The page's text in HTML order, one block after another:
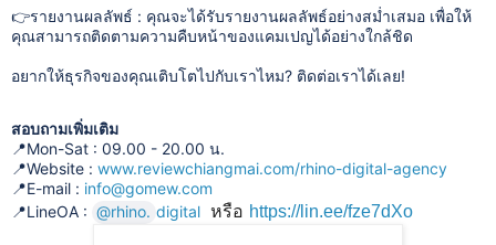
👉รายงานผลลัพธ์ : คุณจะได้รับรายงานผลลัพธ์อย่างสม่ำเสมอ เพื่อให้
คุณสามารถติดตามความคืบหน้าของแคมเปญได้อย่างใกล้ชิด
อยากให้ธุรกิจของคุณเติบโตไปกับเราไหม? ติดต่อเราได้เลย!
สอบถามเพิ่มเติม
📍Mon-Sat : 09.00 - 20.00 น.
📍Website : www.reviewchiangmai.com/rhino-digital-agency
📍E-mail : info@gomew.com
📍LineOA : @rhino. digital หรือ https://lin.ee/fze7dXo